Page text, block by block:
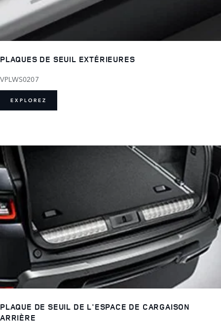
PLAQUES DE SEUIL EXTÉRIEURES
VPLWS0207
EXPLOREZ
PLAQUE DE SEUIL DE L'ESPACE DE CARGAISON
ARRIÈRE